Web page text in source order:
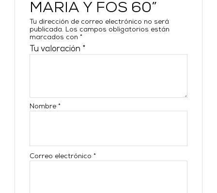
MARIA Y FOS 60”
Tu dirección de correo electrónico no será
publicada. Los campos obligatorios están
marcados con*
Tu valoración *
Nombre*
Correo electrónico*